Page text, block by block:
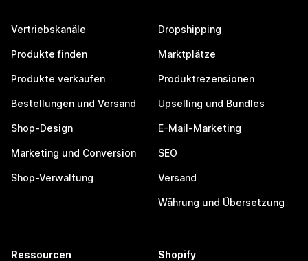
Vertriebskanäle
Produkte finden
Produkte verkaufen
Bestellungen und Versand
Shop-Design
Marketing und Conversion
Shop-Verwaltung
Dropshipping
Marktplätze
Produktrezensionen
Upselling und Bundles
E-Mail-Marketing
SEO
Versand
Währung und Übersetzung
Ressourcen Shopify